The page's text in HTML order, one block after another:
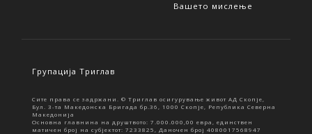
Вашето мислење
Групација Триглав
Сите права се задржани. © Триглав осигурување живот АД Скопје,
Бул. 3-та Македонска Бригада бр.36, 1000 Скопје, Република Северна
Македонија
Основна главнина на друштвото: 7.000.000,00 евра, единствен
матичен број на субјектот: 7233825, Даночен број 4080017568947